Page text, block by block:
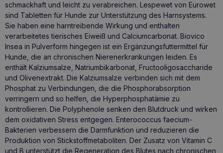
schmackhaft und leicht zu verabreichen. Lespewet von Eurowet
sind Tabletten für Hunde zur Unterstützung des Harnsystems.
Sie haben eine harntreibende Wirkung und enthalten
verarbeitetes tierisches Eiweiß und Calciumcarbonat. Biovico
Insea in Pulverform hingegen ist ein Ergänzungsfuttermittel für
Hunde, die an chronischen Nierenerkrankungen leiden. Es
enthält Kalziumsalze, Natriumbikarbonat, Fructooligosaccharide
und Olivenextrakt. Die Kalziumsalze verbinden sich mit dem
Phosphat zu Verbindungen, die die Phosphorabsorption
verringern und so helfen, die Hyperphosphatämie zu
kontrollieren. Die Polyphenole senken den Blutdruck und wirken
dem oxidativen Stress entgegen. Enterococcus faecium-
Bakterien verbessern die Darmfunktion und reduzieren die
Produktion von Stickstoffmetaboliten. Der Zusatz von Vitamin C
und B unterstützt die Regeneration des Blutes nach chronischen